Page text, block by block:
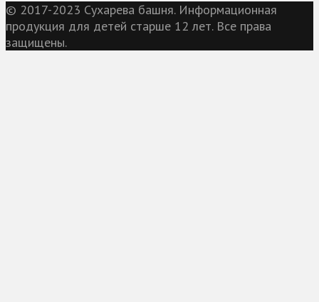
© 2017-2023 Сухарева башня. Информационная
продукция для детей старше 12 лет. Все права
защищены.